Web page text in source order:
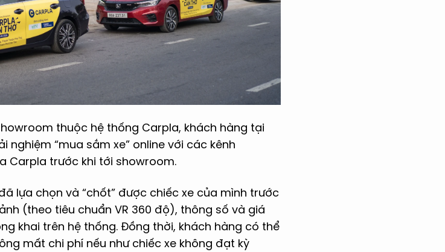
thuộc hệ thống Carpla, khách hàng tại
“mua sắm xe” online với các kênh
Carpla trước khi tới showroom.
lựa chọn và “chốt” được chiếc xe của mình trước
(theo tiêu chuẩn VR 360 độ), thông số và giá
khai trên hệ thống. Đồng thời, khách hàng có thể
mất chi phí nếu như chiếc xe không đạt kỳ